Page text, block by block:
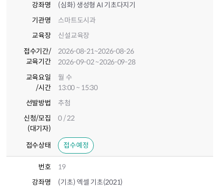
강좌명
(심화) 생성형 AI 기초다지기
기관명
스마트도시과
교육장
신설교육장
접수기간/
교육기간
2026-08-21~2026-08-26
2026-09-02~2026-09-28
교육요일
/시간
월 수
13:00 ~ 15:30
선발방법
추첨
신청/모집
(대기자)
0 / 22
접수상태 접수예정
번호
19
강좌명
(기초) 엑셀 기초(2021)